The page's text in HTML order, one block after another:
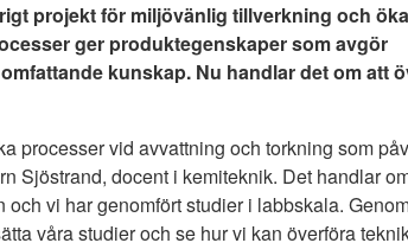
projekt för miljövänlig tillverkning och
ger produktegenskaper som avgör
kunskap. Nu handlar det om att
processer vid avvattning och torkning som
Sjöstrand, docent i kemiteknik. Det handlar
vi har genomfört studier i labbskala.
våra studier och se hur vi kan överföra